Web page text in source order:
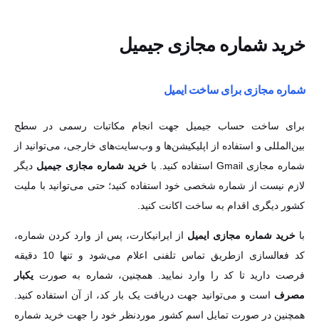
خرید شماره مجازی جیمیل
شماره مجازی برای ساخت ایمیل
برای ساخت حساب جیمیل جهت انجام مکاتبات رسمی در سطح
بین‌المللی و استفاده از اپلیکیشن‌ها و وب‌سایت‌های خارجی، می‌توانید از
شماره مجازی Gmail استفاده کنید. با
خرید شماره مجازی جیمیل دیگر
لازم نیست از شماره شخصی خود استفاده کنید؛ حتی می‌توانید با ملیت
کشور دیگری اقدام به ساخت اکانت کنید.
باخرید شماره مجازی ایمیل از ایرانیکارت، پس از وارد کردن شماره،
کد فعالسازی ازطریق تماس تلفنی اعلام می‌شود و تنها 10 دقیقه
فرصت دارید تا کد را وارد نمایید. همچنین، شماره به صورت یکبار
مصرف است و می‌توانید جهت دریافت یک بار کد، از آن استفاده کنید.
همچنین در صورت تمایل اسم کشور موردنظر خود را جهت خرید شماره